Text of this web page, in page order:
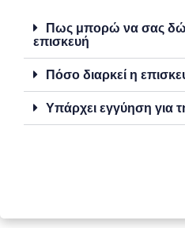
Πως μπορώ να σας
επισκευή
Πόσο διαρκεί η
Υπάρχει εγγύηση για